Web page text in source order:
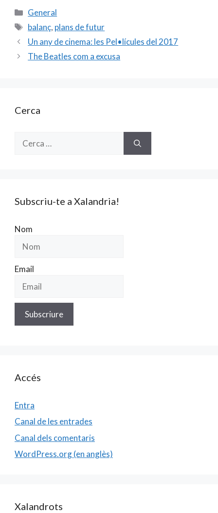
e
b
o
o
ai
l
er p
ar
te
Categories
General
Etiquetes
balanç, plans de futur
Un any de cinema: les Pel•lícules del 2017
The Beatles com a excusa
Cerca
Subscriu-te a Xalandria!
Nom
Email
Accés
Entra
Canal de les entrades
Canal dels comentaris
WordPress.org (en anglès)
Xalandrots